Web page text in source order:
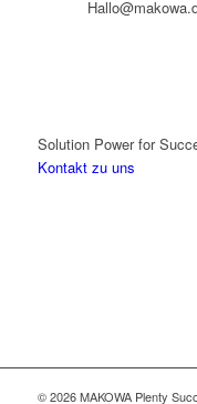
Solution Power for
Kontakt zu uns
© 2026 MAKOWA Plenty